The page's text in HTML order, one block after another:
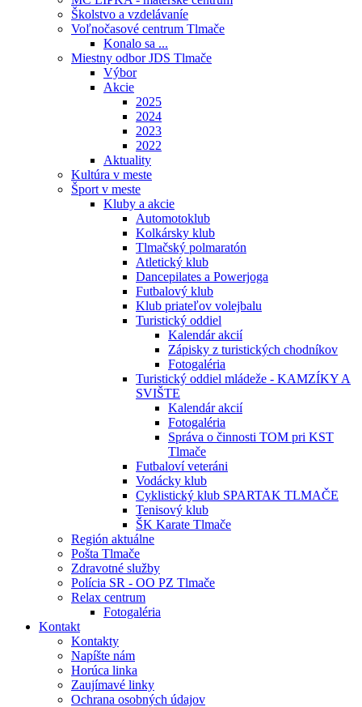
Školstvo a vzdelávaníe
Voľnočasové centrum Tlmače
Konalo sa ...
Miestny odbor JDS Tlmače
Výbor
Akcie
2025
2024
2023
2022
Aktuality
Kultúra v meste
Šport v meste
Kluby a akcie
Automotoklub
Kolkársky klub
Tlmačský polmaratón
Atletický klub
Dancepilates a Powerjoga
Futbalový klub
Klub priateľov volejbalu
Turistický oddiel
Kalendár akcií
Zápisky z turistických chodníkov
Fotogaléria
Turistický oddiel mládeže - KAMZÍKY A
SVIŠTE
Kalendár akcií
Fotogaléria
Správa o činnosti TOM pri KST
Tlmače
Futbaloví veteráni
Vodácky klub
Cyklistický klub SPARTAK TLMAČE
Tenisový klub
ŠK Karate Tlmače
Región aktuálne
Pošta Tlmače
Zdravotné služby
Polícia SR - OO PZ Tlmače
Relax centrum
Fotogaléria
Kontakt
Kontakty
Napíšte nám
Horúca linka
Zaujímavé linky
Ochrana osobných údajov